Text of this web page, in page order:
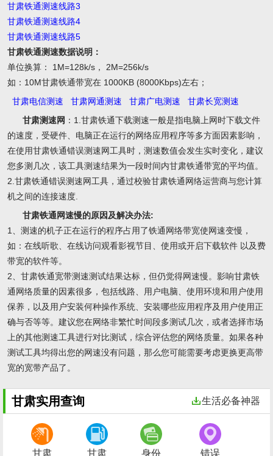
甘肃铁通测速线路3
甘肃铁通测速线路4
甘肃铁通测速线路5
甘肃铁通测速数据说明：
单位换算： 1M=128k/s， 2M=256k/s
如：10M甘肃铁通带宽在 1000KB (8000Kbps)左右；
甘肃电信测速
甘肃网通测速 甘肃广电测速
甘肃长宽测速
甘肃测速网 ：1.甘肃铁通下载测速一般是指电脑上网时下载文件
的速度，受硬件、电脑正在运行的网络应用程序等多方面因素影响，
在使用甘肃铁通错误测速网工具时，测速数值会发生实时变化，建议
您多测几次，该工具测速结果为一段时间内甘肃铁通带宽的平均值。
2.甘肃铁通错误测速网工具，通过校验甘肃铁通网络运营商与您计算
机之间的连接速度.
甘肃铁通网速慢的原因及解决办法:
1、测速的机子正在运行的程序占用了铁通网络带宽使网速变慢，
如：在线听歌、在线访问观看影视节目、使用或开启下载软件 以及费
带宽的软件等。
2、甘肃铁通宽带测速测试结果达标，但仍觉得网速慢。影响甘肃铁
通网络质量的因素很多，包括线路、用户电脑、使用环境和用户使用
保养，以及用户安装何种操作系统、安装哪些应用程序及用户使用正
确与否等等。建议您在网络非繁忙时间段多测试几次，或者选择市场
上的其他测速工具进行对比测试，综合评估您的网络质量。如果各种
测试工具均得出您的网速没有问题，那么您可能需要考虑更换更高带
宽的宽带产品了。
甘肃实用查询 生活必备神器
甘肃 甘肃 身份 错误